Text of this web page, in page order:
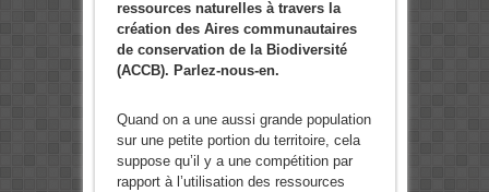
ressources naturelles à travers la
création des Aires communautaires
de conservation de la Biodiversité
(ACCB). Parlez-nous-en.
Quand on a une aussi grande population
sur une petite portion du territoire, cela
suppose qu’il y a une compétition par
rapport à l’utilisation des ressources